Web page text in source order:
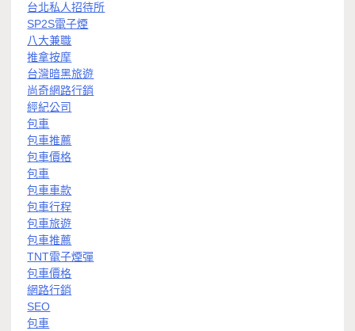
台北私人招待所
SP2S電子煙
八大兼職
推拿按摩
台灣暗黑旅遊
尚奇網路行銷
經紀公司
包車
包車推薦
包車價格
包車
包車車款
包車行程
包車旅遊
包車推薦
TNT電子煙彈
包車價格
網路行銷
SEO
包車